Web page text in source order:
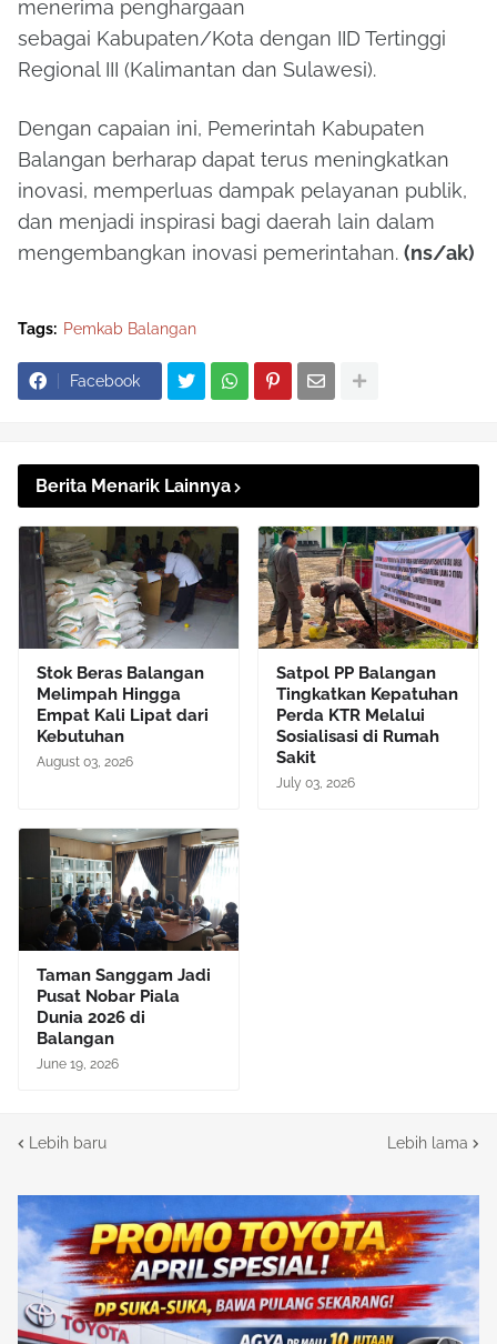
menerima penghargaan
sebagai Kabupaten/Kota dengan IID Tertinggi
Regional III (Kalimantan dan Sulawesi).
Dengan capaian ini, Pemerintah Kabupaten
Balangan berharap dapat terus meningkatkan
inovasi, memperluas dampak pelayanan publik,
dan menjadi inspirasi bagi daerah lain dalam
mengembangkan inovasi pemerintahan. (ns/ak)
Tags: Pemkab Balangan
Facebook
Berita Menarik Lainnya
Stok Beras Balangan
Melimpah Hingga
Empat Kali Lipat dari
Kebutuhan
August 03, 2026
Satpol PP Balangan
Tingkatkan Kepatuhan
Perda KTR Melalui
Sosialisasi di Rumah
Sakit
July 03, 2026
Taman Sanggam Jadi
Pusat Nobar Piala
Dunia 2026 di
Balangan
June 19, 2026
Lebih baru Lebih lama